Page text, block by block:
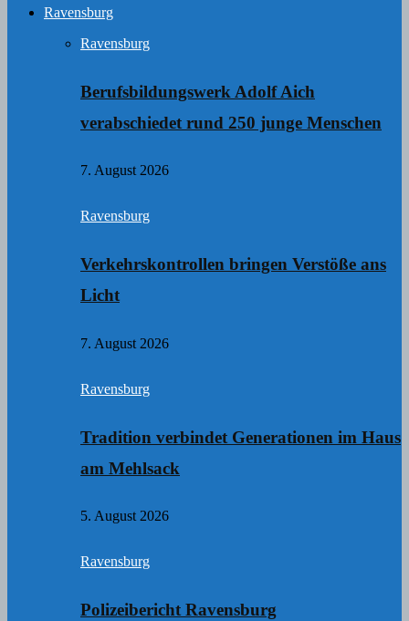
Ravensburg
Ravensburg
Berufsbildungswerk Adolf Aich
verabschiedet rund 250 junge Menschen
7. August 2026
Ravensburg
Verkehrskontrollen bringen Verstöße ans
Licht
7. August 2026
Ravensburg
Tradition verbindet Generationen im Haus
am Mehlsack
5. August 2026
Ravensburg
Polizeibericht Ravensburg